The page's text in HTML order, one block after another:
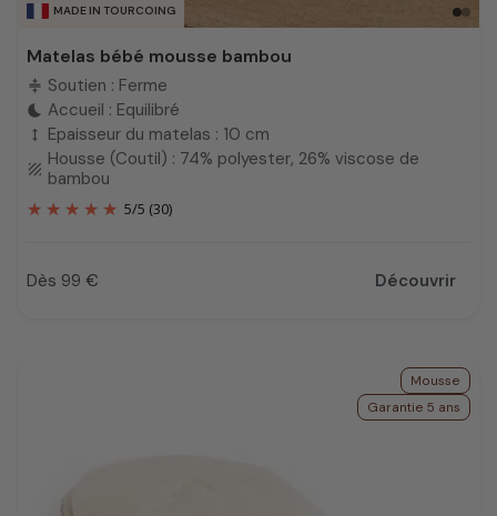
MADE IN TOURCOING
Matelas bébé mousse bambou
compress Soutien : Ferme
bedtime Accueil : Equilibré
height Epaisseur du matelas : 10 cm
texture Housse (Coutil) : 74% polyester, 26% viscose de
bambou
5/5 (30)
Prix
Dès 99 € Découvrir
Mousse
Garantie 5 ans